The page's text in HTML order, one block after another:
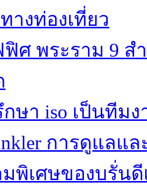
างท่องเที่ยว
ศ พระราม 9 ส
ษา iso เป็นทีม
การดูแลแ
พิเศษของบรั่นดี